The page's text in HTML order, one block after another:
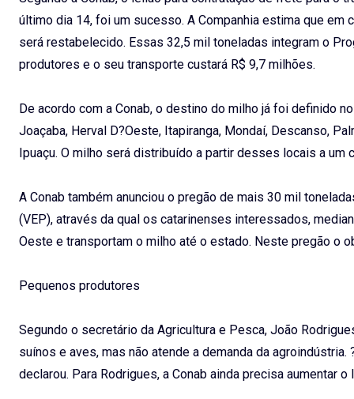
último dia 14, foi um sucesso. A Companhia estima que
será restabelecido. Essas 32,5 mil toneladas integram o
produtores e o seu transporte custará R$ 9,7 milhões.
De acordo com a Conab, o destino do milho já foi definido
Joaçaba, Herval D?Oeste, Itapiranga, Mondaí, Descanso,
Ipuaçu. O milho será distribuído a partir desses locais a um
A Conab também anunciou o pregão de mais 30 mil
(VEP), através da qual os catarinenses interessados,
Oeste e transportam o milho até o estado. Neste pregão o
Pequenos produtores
Segundo o secretário da Agricultura e Pesca, João
suínos e aves, mas não atende a demanda da
declarou. Para Rodrigues, a Conab ainda precisa aumentar